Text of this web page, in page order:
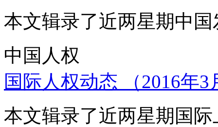
本文辑录了近两星期中
中国人权
国际人权动态 （2016年
本文辑录了近两星期国